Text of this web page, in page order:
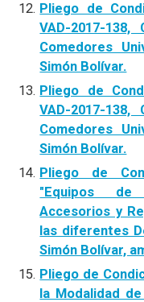
Pliego de
VAD-2017-
Comedores
Simón Bolívar.
Pliego de
VAD-2017-
Comedores
Simón Bolívar.
Pliego de
"Equipos de
Accesorios y
las diferentes
Simón Bolívar,
Pliego de
la Modalidad